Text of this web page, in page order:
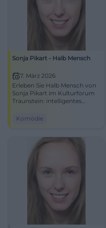
Sonja Pikart - Halb Mensch
7. März 2026
Erleben Sie Halb Mensch von
Sonja Pikart im Kulturforum
Traunstein: intelligentes
Bühnenerlebnis mit klarer
Theateratmosphäre. Ein
Abend, der Humor, Haltung
und Nachhall vereint.
Komödie